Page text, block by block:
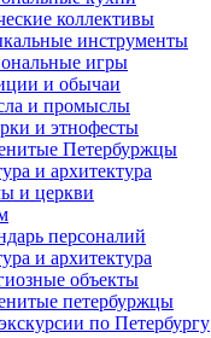
коллективы
инструменты
игры
и обычаи
и промыслы
и этнофесты
Петербуржцы
и архитектура
и церкви
персоналий
и архитектура
объекты
петербуржцы
по Петербургу